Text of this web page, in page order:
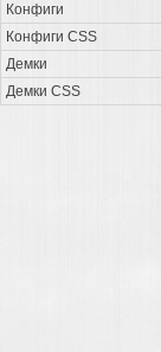
Конфиги
Конфиги CSS
Демки
Демки CSS